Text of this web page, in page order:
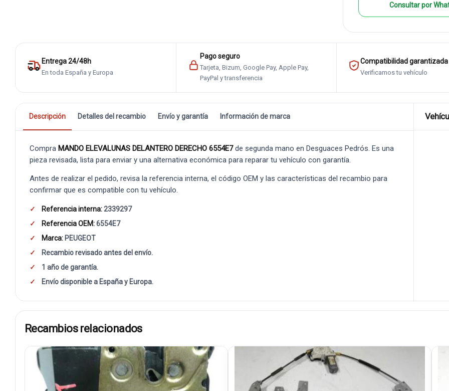
Consultar por
Entrega 24/48h
En toda España y Europa
Pago seguro
Tarjeta, Bizum, Google Pay, Apple Pay,
PayPal y transferencia
Compatibilidad garantizada
Verificamos tu vehículo
Descripción Detalles del recambio Envío y garantía Información de marca
Compra MANDO ELEVALUNAS DELANTERO DERECHO 6554E7de segunda mano en Desguaces Pedrós. Es una
pieza revisada, lista para enviar y una alternativa económica para reparar tu vehículo con garantía.
Antes de realizar el pedido, revisa la referencia interna, el código OEM y las características del recambio para
confirmar que es compatible con tu vehículo.
Referencia interna:2339297
Referencia OEM:6554E7
Marca: PEUGEOT
Recambio revisado antes del envío.
1 año de garantía.
Envío disponible a España y Europa.
Recambios relacionados